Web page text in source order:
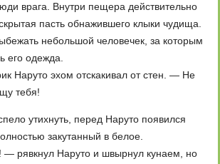
врага. Внутри пещера действительно
пасть обнажившего клыки чудища.
небольшой человечек, за которым
его одежда.
Наруто эхом отскакивал от стен. — Не
тебя!
утихнуть, перед Наруто появился
закутанный в белое.
— рявкнул Наруто и швырнул кунаем, но